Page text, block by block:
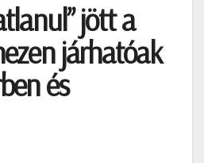
jött a
járhatóak
és